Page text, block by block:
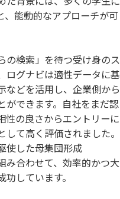
、能動的なアプローチが可
の検索」を待つ受け身のス
ログナビは適性データに基
などを活用し、企業側から
ができます。自社をまだ認
性の良さからエントリーに
て高く評価されました。
使した母集団形成
み合わせて、効率的かつ大
しています。